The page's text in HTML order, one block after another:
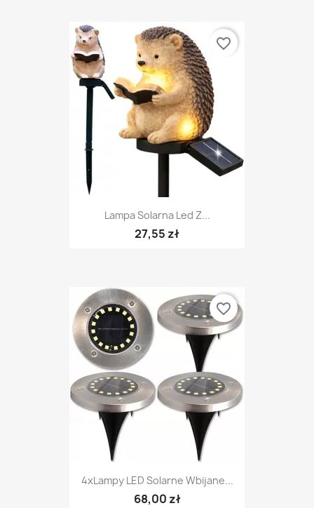
Lampa Solarna Led Z...
27,55 zł
favorite_border
4xLampy LED Solarne Wbijane...
68,00 zł
favorite_border